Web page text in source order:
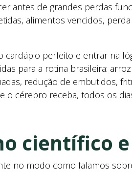
antes de grandes perdas
alimentos vencidos,
cardápio perfeito e entrar na
para a rotina brasileira:
redução de embutidos,
o cérebro receba, todos os
científico
no modo como falamos